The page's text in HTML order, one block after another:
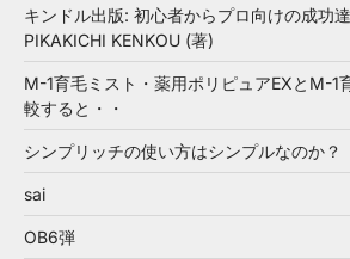
キンドル出版: 初心者からプロ向けの成功
PIKAKICHI KENKOU (著)
M-1育毛ミスト・薬用ポリピュアEXとM-1
較すると・・
シンプリッチの使い方はシンプルなのか？
sai
OB6弾